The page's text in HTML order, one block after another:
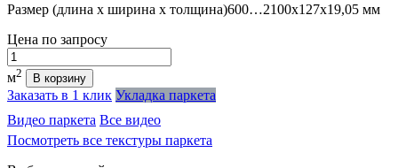
Размер (длина х ширина х толщина)600…2100х127х19,05 мм
Цена по запросу
Количество
м2 В корзину
Заказать в 1 клик Укладка паркета
Видео паркета Все видео
Посмотреть все текстуры паркета